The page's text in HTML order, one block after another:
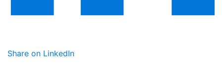
Share on LinkedIn